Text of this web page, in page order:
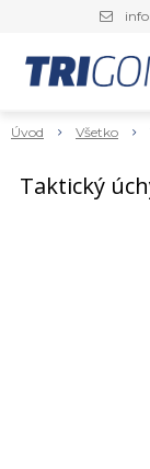
Úvod Všetko
Taktický